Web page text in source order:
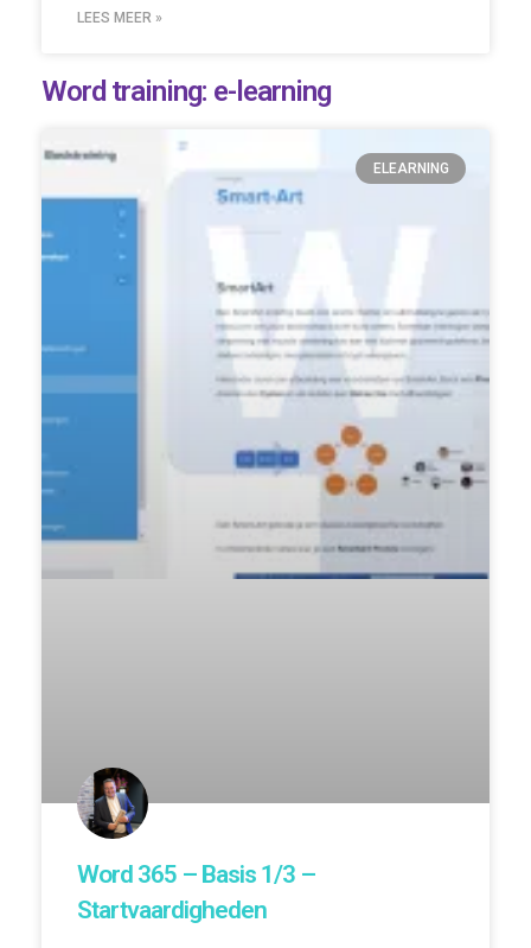
LEES MEER »
Word training: e-learning
ELEARNING
Word 365 – Basis 1/3 –
Startvaardigheden